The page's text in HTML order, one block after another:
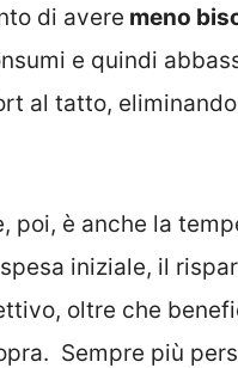
di avere meno
e quindi
al tatto,
poi, è anche la
iniziale, il
oltre che
Sempre più